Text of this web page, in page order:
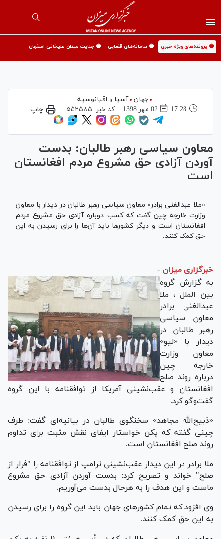
🟡 پرونده‌های ویژه خبری 🟡 سامانه‌های قضایی 🟡 جنایت میدان علیخانی اصفهان
جهان
آسیا و اقیانوسیه
17:28
02 مهر 1398 کد خبر: ۵۵۲۵۸۵ چاپ
معاون سیاسی رهبر طالبان: بدست
آوردن آزادی حق مشروع مردم افغانستان
است
«ملا عبدالغنی برادر» معاون سیاسی رهبر طالبان در دیدار با معاون
وزارت خارجه چین گفت که کسب دوباره آزادی حق مشروع مردم
افغانستان است و دیگر کشورها باید آن‌ها را برای رسیدن به این
حق کمک کنند.
خبرگزاری میزان -
به گزارش گروه
بین الملل، ملا
عبدالغنی برادر
معاون سیاسی
رهبر طالبان در
دیدار با «لیو»
معاون وزارت
خارجه چین
درباره روند صلح
افغانستان و عقب‌نشینی آمریکا از توافقنامه با این گروه
گفت‌وگو کرد.
«ذبیح‌الله مجاهد» سخنگوی طالبان در بیانیه‌ای گفت: طرف
چینی گفته که پکن خواستار ایفای نقش مثبت برای تداوم
روند صلح افغانستان است.
ملا برادر در این دیدار عقب‌نشینی ترامپ از توافقنامه را "فرار از
صلح" خواند و تصریح کرد: بدست آوردن آزادی حق مشروع
ماست و این هدف را به هرحال بدست می‌آوریم.
وی افزود که تمام کشورهای جهان باید این گروه را برای رسیدن
به این حق کمک کنند.